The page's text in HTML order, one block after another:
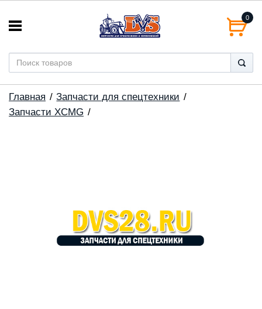
0
Главная
Запчасти для спецтехники
Запчасти XCMG